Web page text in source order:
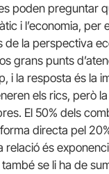
poden preguntar
i l’economia, per
de la perspectiva
grans punts
i la resposta és la
els rics, però
El 50% dels
directa pel
relació és
se li ha de